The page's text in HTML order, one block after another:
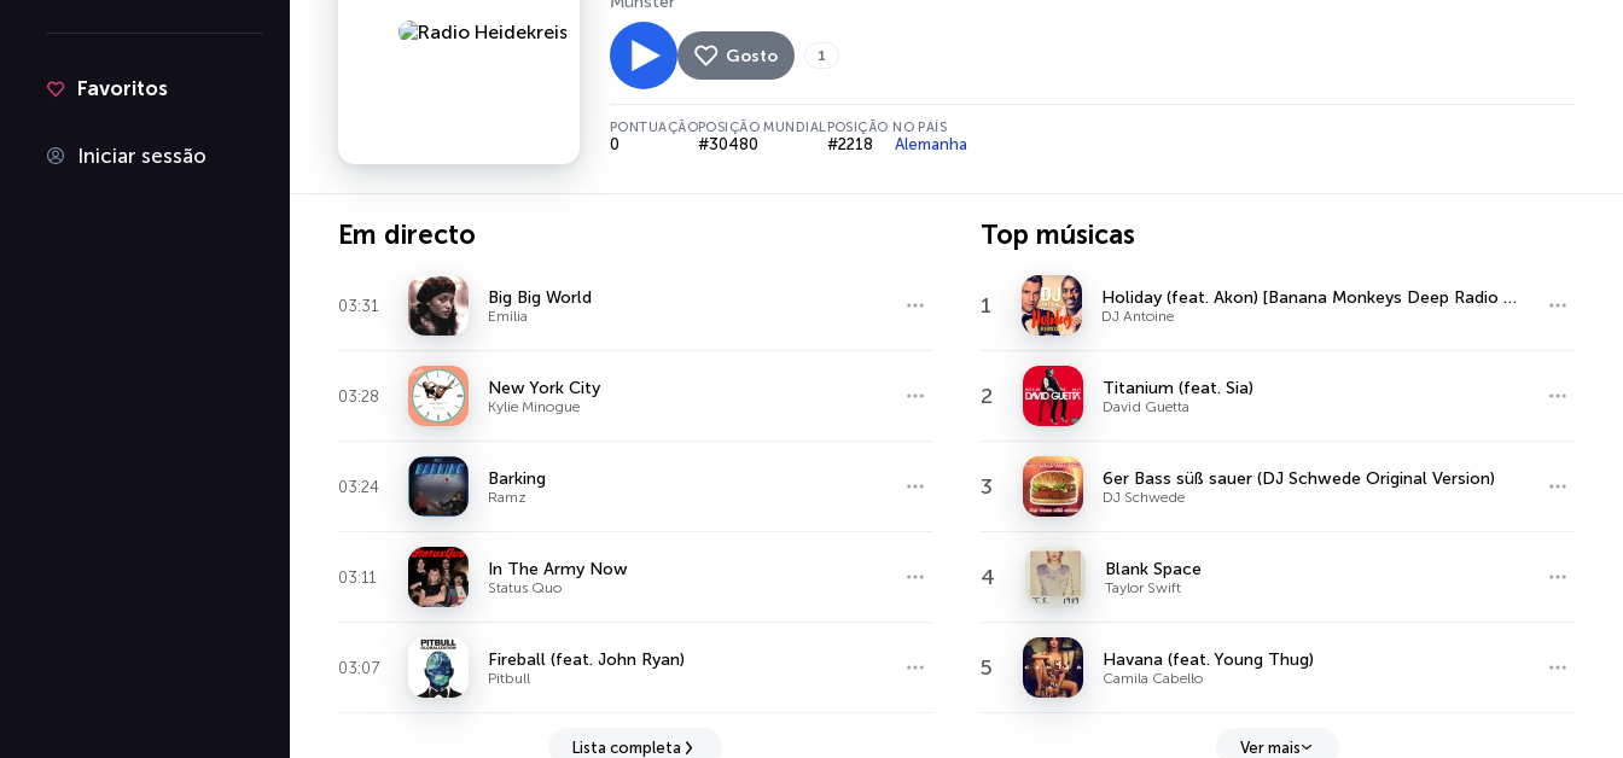
Favoritos
Iniciar sessão
Gosto 1
PONTUAÇÃO
0
POSIÇÃO MUNDIAL
#30480
POSIÇÃO NO PAÍS
#2218 Alemanha
Em directo
03:31 Big Big World
Emilia
03:28 New York City
Kylie Minogue
03:24 Barking
Ramz
03:11 In The Army Now
Status Quo
03:07 Fireball (feat. John Ryan)
Pitbull
Lista completa
Top músicas
1 Holiday (feat. Akon) [Banana Monkeys Deep Radio Edit]
DJ Antoine
2 Titanium (feat. Sia)
David Guetta
3 6er Bass süß sauer (DJ Schwede Original Version)
DJ Schwede
4 Blank Space
Taylor Swift
5 Havana (feat. Young Thug)
Camila Cabello
Ver mais